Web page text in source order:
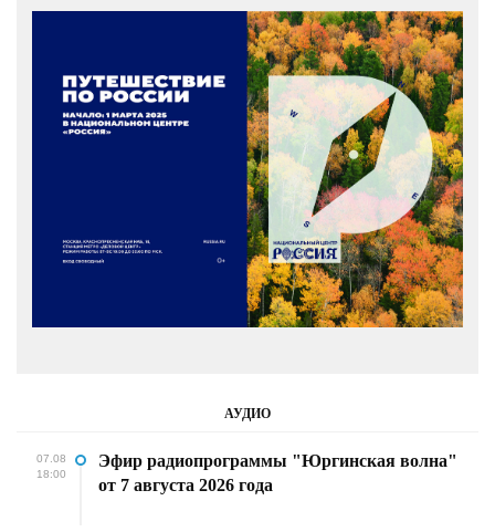
АУДИО
07.08
18:00
Эфир радиопрограммы "Юргинская волна"
от 7 августа 2026 года